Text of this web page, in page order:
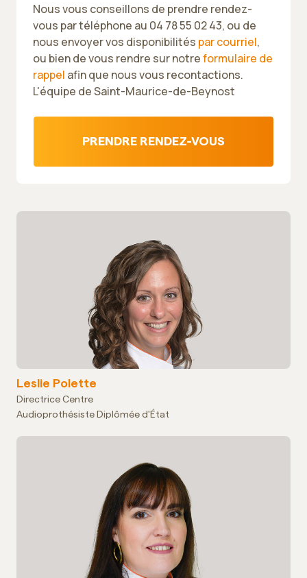
Nous vous conseillons de prendre rendez-
vous par téléphone au 04 78 55 02 43, ou de
nous envoyer vos disponibilités par courriel,
ou bien de vous rendre sur notreformulaire de
rappel afin que nous vous recontactions.
L'équipe de Saint-Maurice-de-Beynost
PRENDRE RENDEZ-VOUS
Leslie Polette
Directrice Centre
Audioprothésiste Diplômée d'État